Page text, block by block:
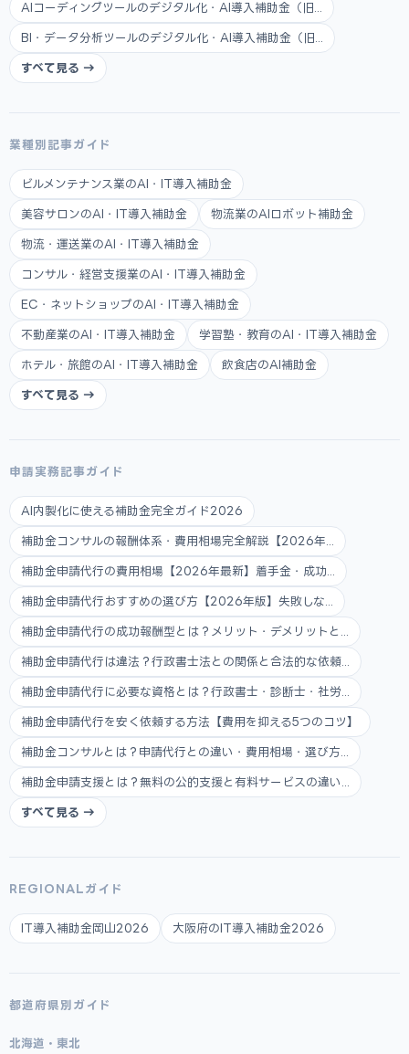
AIコーディングツールのデジタル化・AI導入補助金（旧...
BI・データ分析ツールのデジタル化・AI導入補助金（旧...
すべて見る →
業種別記事ガイド
ビルメンテナンス業のAI・IT導入補助金
美容サロンのAI・IT導入補助金 物流業のAIロボット補助金
物流・運送業のAI・IT導入補助金
コンサル・経営支援業のAI・IT導入補助金
EC・ネットショップのAI・IT導入補助金
不動産業のAI・IT導入補助金 学習塾・教育のAI・IT導入補助金
ホテル・旅館のAI・IT導入補助金 飲食店のAI補助金
すべて見る →
申請実務記事ガイド
AI内製化に使える補助金完全ガイド2026
補助金コンサルの報酬体系・費用相場完全解説【2026年...
補助金申請代行の費用相場【2026年最新】着手金・成功...
補助金申請代行おすすめの選び方【2026年版】失敗しな...
補助金申請代行の成功報酬型とは？メリット・デメリットと...
補助金申請代行は違法？行政書士法との関係と合法的な依頼...
補助金申請代行に必要な資格とは？行政書士・診断士・社労...
補助金申請代行を安く依頼する方法【費用を抑える5つのコツ】
補助金コンサルとは？申請代行との違い・費用相場・選び方...
補助金申請支援とは？無料の公的支援と有料サービスの違い...
すべて見る →
REGIONALガイド
IT導入補助金岡山2026 大阪府のIT導入補助金2026
都道府県別ガイド
北海道・東北